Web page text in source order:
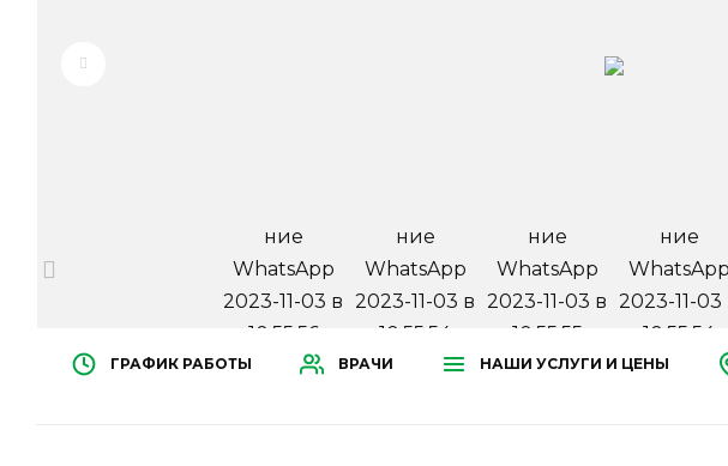
ГРАФИК РАБОТЫ ВРАЧИ НАШИ УСЛУГИ И ЦЕНЫ